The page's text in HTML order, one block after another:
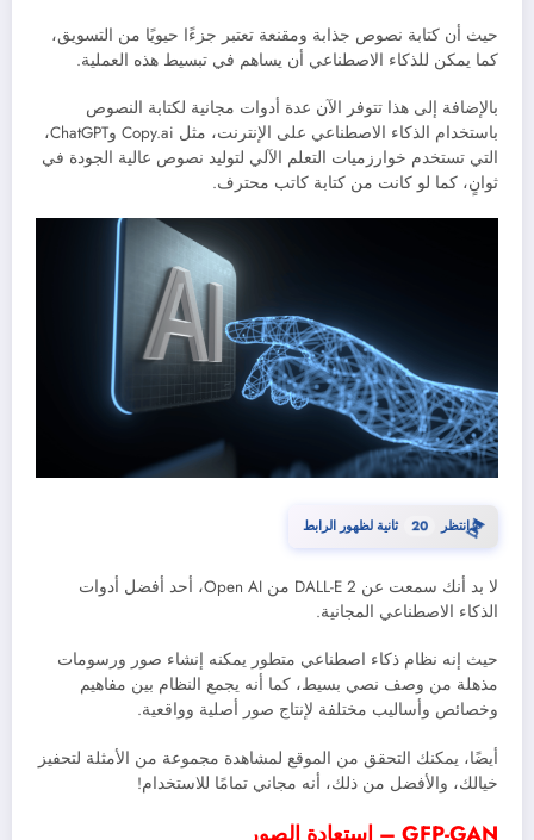
حيث أن كتابة نصوص جذابة ومقنعة تعتبر جزءًا حيويًا من التسويق،
كما يمكن للذكاء الاصطناعي أن يساهم في تبسيط هذه العملية.
بالإضافة إلى هذا تتوفر الآن عدة أدوات مجانية لكتابة النصوص
باستخدام الذكاء الاصطناعي على الإنترنت، مثل Copy.ai وChatGPT،
التي تستخدم خوارزميات التعلم الآلي لتوليد نصوص عالية الجودة في
ثوانٍ، كما لو كانت من كتابة كاتب محترف.
⏳انتظر 20 ثانية لظهور الرابط
لا بد أنك سمعت عن DALL-E 2 من Open AI، أحد أفضل أدوات
الذكاء الاصطناعي المجانية.
حيث إنه نظام ذكاء اصطناعي متطور يمكنه إنشاء صور ورسومات
مذهلة من وصف نصي بسيط، كما أنه يجمع النظام بين مفاهيم
وخصائص وأساليب مختلفة لإنتاج صور أصلية وواقعية.
أيضًا، يمكنك التحقق من الموقع لمشاهدة مجموعة من الأمثلة لتحفيز
خيالك، والأفضل من ذلك، أنه مجاني تمامًا للاستخدام!